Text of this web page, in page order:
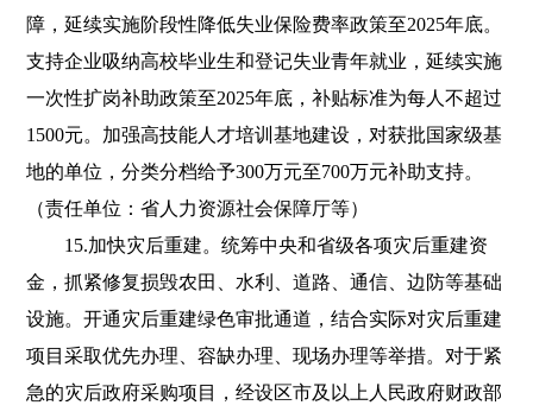
障，延续实施阶段性降低失业保险费率政策至2025年底。
支持企业吸纳高校毕业生和登记失业青年就业，延续实施
一次性扩岗补助政策至2025年底，补贴标准为每人不超过
1500元。加强高技能人才培训基地建设，对获批国家级基
地的单位，分类分档给予300万元至700万元补助支持。
（责任单位：省人力资源社会保障厅等）
15.加快灾后重建。统筹中央和省级各项灾后重建资
金，抓紧修复损毁农田、水利、道路、通信、边防等基础
设施。开通灾后重建绿色审批通道，结合实际对灾后重建
项目采取优先办理、容缺办理、现场办理等举措。对于紧
急的灾后政府采购项目，经设区市及以上人民政府财政部